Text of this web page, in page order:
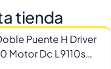
tienda
Puente H Driver
Motor Dc L9110s